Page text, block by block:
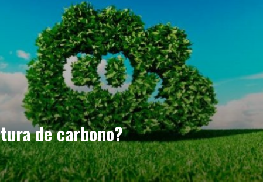
de carbono?